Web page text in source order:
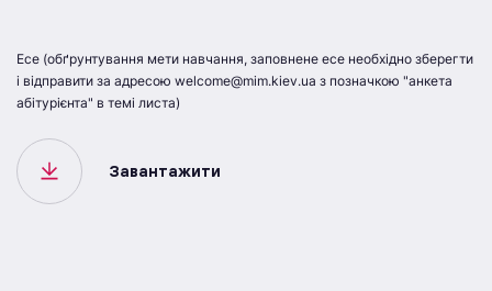
Есе (обґрунтування мети навчання, заповнене есе необхідно зберегти
і відправити за адресою welcome@mim.kiev.ua з позначкою "анкета
абітурієнта" в темі листа)
Завантажити